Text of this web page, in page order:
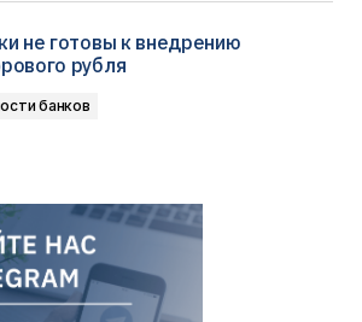
не готовы к внедрению
рубля
банков